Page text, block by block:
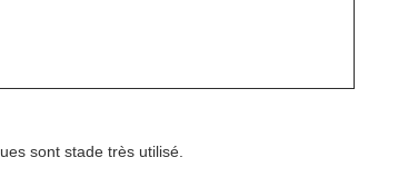
sont stade très utilisé.